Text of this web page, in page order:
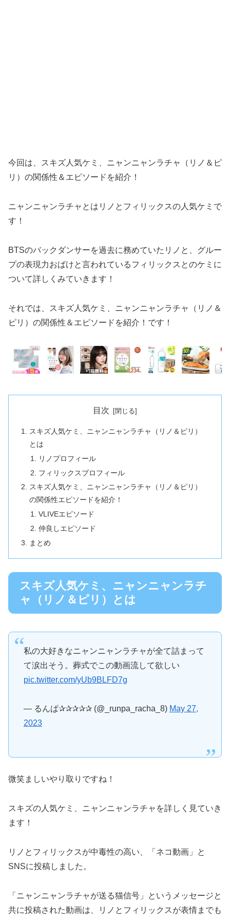
今回は、スキズ人気ケミ、ニャンニャンラチャ（リノ＆ピ
リ）の関係性＆エピソードを紹介！
ニャンニャンラチャとはリノとフィリックスの人気ケミで
す！
BTSのバックダンサーを過去に務めていたリノと、グルー
プの表現力おばけと言われているフィリックスとのケミに
ついて詳しくみていきます！
それでは、スキズ人気ケミ、ニャンニャンラチャ（リノ＆
ピリ）の関係性＆エピソードを紹介！です！
目次
スキズ人気ケミ、ニャンニャンラチャ（リノ＆ピリ）
とは
リノプロフィール
フィリックスプロフィール
スキズ人気ケミ、ニャンニャンラチャ（リノ＆ピリ）
の関係性エピソードを紹介！
VLIVEエピソード
仲良しエピソード
まとめ
スキズ人気ケミ、ニャンニャンラチ
ャ（リノ＆ピリ）とは
私の大好きなニャンニャンラチャが全て詰まって
て涙出そう。葬式でこの動画流して欲しい
pic.twitter.com/yUb9BLFD7g
— るんぱ✰✰✰✰✰ (@_runpa_racha_8) May 27,
2023
微笑ましいやり取りですね！
スキズの人気ケミ、ニャンニャンラチャを詳しく見ていき
ます！
リノとフィリックスが中毒性の高い、「ネコ動画」と
SNSに投稿しました。
「ニャンニャンラチャが送る猫信号」というメッセージと
共に投稿された動画は、リノとフィリックスが表情までも